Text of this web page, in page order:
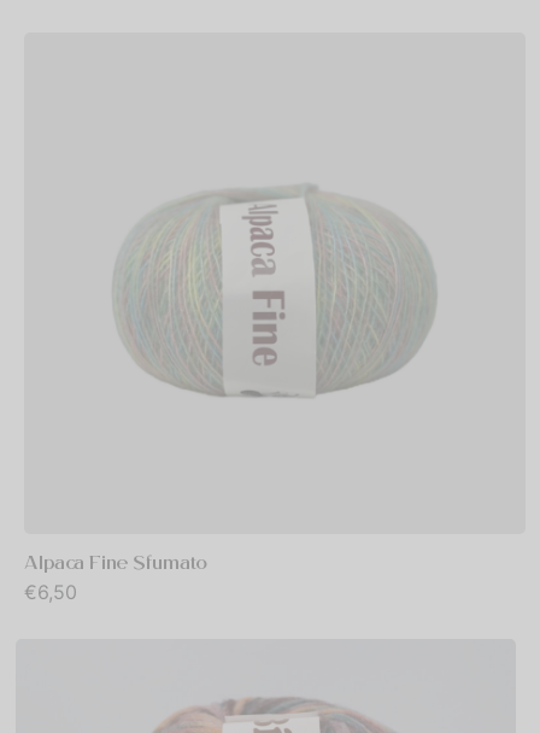
Alpaca Fine Sfumato
€6,50